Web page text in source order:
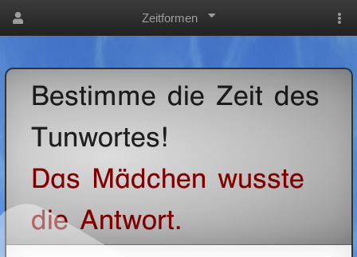
Zeitformen
Bestimme die Zeit des
Tunwortes!
Das Mädchen wusste
die Antwort.